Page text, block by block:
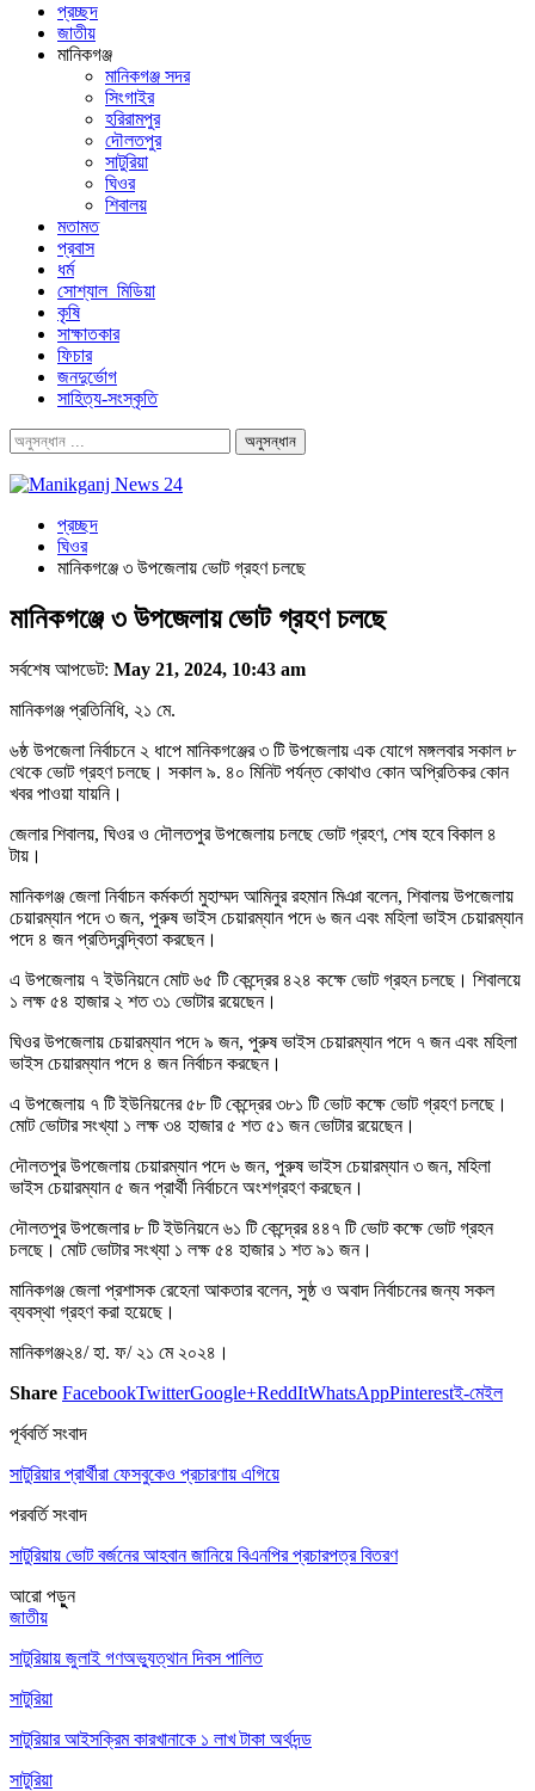
প্রচ্ছদ
জাতীয়
মানিকগঞ্জ
মানিকগঞ্জ সদর
সিংগাইর
হরিরামপুর
দৌলতপুর
সাটুরিয়া
ঘিওর
শিবালয়
মতামত
প্রবাস
ধর্ম
সোশ্যাল_মিডিয়া
কৃষি
সাক্ষাতকার
ফিচার
জনদুর্ভোগ
সাহিত্য-সংস্কৃতি
প্রচ্ছদ
ঘিওর
মানিকগঞ্জে ৩ উপজেলায় ভোট গ্রহণ চলছে
মানিকগঞ্জে ৩ উপজেলায় ভোট গ্রহণ চলছে
সর্বশেষ আপডেট: May 21, 2024, 10:43 am
মানিকগঞ্জ প্রতিনিধি, ২১ মে.
৬ষ্ঠ উপজেলা নির্বাচনে ২ ধাপে মানিকগঞ্জের ৩ টি উপজেলায় এক যোগে মঙ্গলবার সকাল ৮
থেকে ভোট গ্রহণ চলছে। সকাল ৯. ৪০ মিনিট পর্যন্ত কোথাও কোন অপ্রিতিকর কোন
খবর পাওয়া যায়নি।
জেলার শিবালয়, ঘিওর ও দৌলতপুর উপজেলায় চলছে ভোট গ্রহণ, শেষ হবে বিকাল ৪
টায়।
মানিকগঞ্জ জেলা নির্বাচন কর্মকর্তা মুহাম্মদ আমিনুর রহমান মিঞা বলেন, শিবালয় উপজেলায়
চেয়ারম্যান পদে ৩ জন, পুরুষ ভাইস চেয়ারম্যান পদে ৬ জন এবং মহিলা ভাইস চেয়ারম্যান
পদে ৪ জন প্রতিদ্বন্দ্বিতা করছেন।
এ উপজেলায় ৭ ইউনিয়নে মোট ৬৫ টি কেন্দ্রের ৪২৪ কক্ষে ভোট গ্রহন চলছে। শিবালয়ে
১ লক্ষ ৫৪ হাজার ২ শত ৩১ ভোটার রয়েছেন।
ঘিওর উপজেলায় চেয়ারম্যান পদে ৯ জন, পুরুষ ভাইস চেয়ারম্যান পদে ৭ জন এবং মহিলা
ভাইস চেয়ারম্যান পদে ৪ জন নির্বাচন করছেন।
এ উপজেলায় ৭ টি ইউনিয়নের ৫৮ টি কেন্দ্রের ৩৮১ টি ভোট কক্ষে ভোট গ্রহণ চলছে।
মোট ভোটার সংখ্যা ১ লক্ষ ৩৪ হাজার ৫ শত ৫১ জন ভোটার রয়েছেন।
দৌলতপুর উপজেলায় চেয়ারম্যান পদে ৬ জন, পুরুষ ভাইস চেয়ারম্যান ৩ জন, মহিলা
ভাইস চেয়ারম্যান ৫ জন প্রার্থী নির্বাচনে অংশগ্রহণ করছেন।
দৌলতপুর উপজেলার ৮ টি ইউনিয়নে ৬১ টি কেন্দ্রের ৪৪৭ টি ভোট কক্ষে ভোট গ্রহন
চলছে। মোট ভোটার সংখ্যা ১ লক্ষ ৫৪ হাজার ১ শত ৯১ জন।
মানিকগঞ্জ জেলা প্রশাসক রেহেনা আকতার বলেন, সুষ্ঠ ও অবাদ নির্বাচনের জন্য সকল
ব্যবস্থা গ্রহণ করা হয়েছে।
মানিকগঞ্জ২৪/ হা. ফ/ ২১ মে ২০২৪।
Share FacebookTwitterGoogle+ReddItWhatsAppPinterestই-মেইল
পূর্ববর্তি সংবাদ
সাটুরিয়ার প্রার্থীরা ফেসবুকেও প্রচারণায় এগিয়ে
পরবর্তি সংবাদ
সাটুরিয়ায় ভোট বর্জনের আহবান জানিয়ে বিএনপির প্রচারপত্র বিতরণ
আরো পড়ুুন
জাতীয়
সাটুরিয়ায় জুলাই গণঅভ্যুত্থান দিবস পালিত
সাটুরিয়া
সাটুরিয়ার আইসক্রিম কারখানাকে ১ লাখ টাকা অর্থদন্ড
সাটুরিয়া